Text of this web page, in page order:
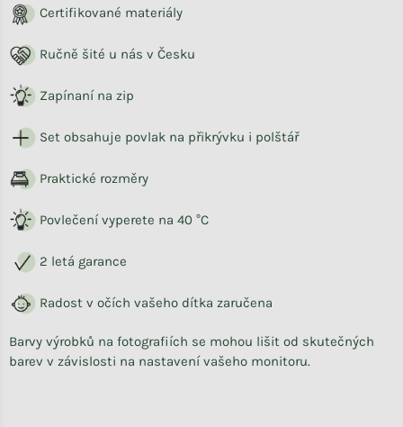
Certifikované materiály
Ručně šité u nás v Česku
Zapínaní na zip
Set obsahuje povlak na přikrývku i polštář
Praktické rozměry
Povlečení vyperete na 40 °C
2 letá garance
Radost v očích vašeho dítka zaručena
Barvy výrobků na fotografiích se mohou lišit od skutečných
barev v závislosti na nastavení vašeho monitoru.